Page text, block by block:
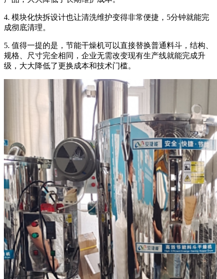
4. 模块化快拆设计也让清洗维护变得非常便捷， 5分钟就能完
成彻底清理。
5. 值得一提的是，节能干燥机可以直接替换普通料斗，结构、
规格、尺寸完全相同，企业无需改变现有生产线就能完成升
级，大大降低了更换成本和技术门槛。